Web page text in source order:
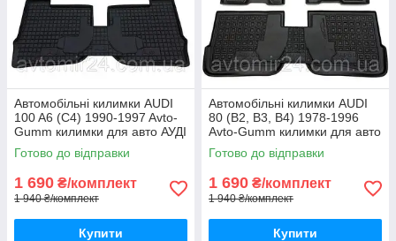
Автомобільні килимки AUDI
100 A6 (C4) 1990-1997 Avto-
Gumm килимки для авто АУДІ
100 А6 (Ц4) 1990-1997
Автогум
Готово до відправки
1 690 ₴/комплект
1 940 ₴/комплект
Купити
Автомобільні килимки AUDI
80 (B2, B3, B4) 1978-1996
Avto-Gumm килимки для авто
АУДІ 80 (Б2, Б3, Б4) 1978-
1996 Автогум
Готово до відправки
1 690 ₴/комплект
1 940 ₴/комплект
Купити